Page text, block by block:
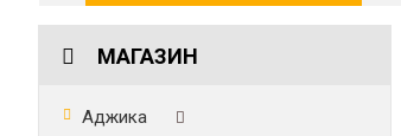
МАГАЗИН
Аджика